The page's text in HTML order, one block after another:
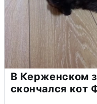
В Керженском
скончался кот